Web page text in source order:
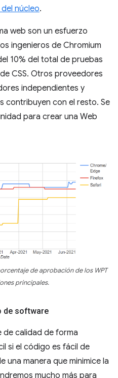
núcleo.
web son un esfuerzo
ingenieros de Chromium
10% del total de pruebas
CSS. Otros proveedores
independientes y
contribuyen con el resto. Se
para crear una Web
de aprobación de los WPT
principales.
de software
de calidad de forma
si el código es fácil de
una manera que minimice la
mucho más para